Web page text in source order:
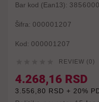
Bar kod (Ean13):
Šifra: 000001207
Kod: 000001207
REVIEW (0)
4.268,16 RSD
3.556,80 RSD + 20%